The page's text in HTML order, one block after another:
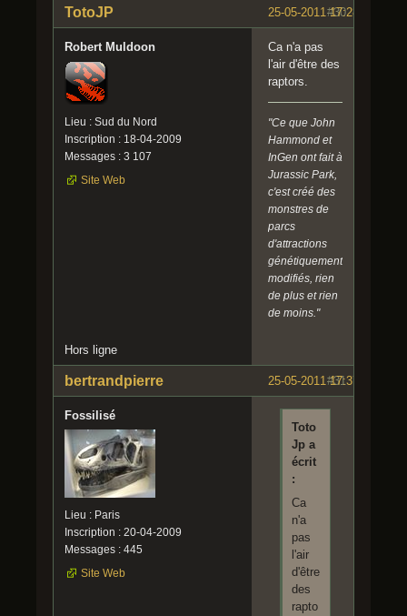
#30
25-05-2011 17:28:56
TotoJP
Robert Muldoon
Lieu : Sud du Nord
Inscription : 18-04-2009
Messages : 3 107
Site Web
Ca n'a pas
l'air d'être des
raptors.
"Ce que John
Hammond et
InGen ont fait à
Jurassic Park,
c'est créé des
monstres de
parcs
d'attractions
génétiquement
modifiés, rien
de plus et rien
de moins."
Hors ligne
#31
25-05-2011 17:37:44
bertrandpierre
Fossilisé
Lieu : Paris
Inscription : 20-04-2009
Messages : 445
Site Web
Toto
Jp a
écrit
:
Ca
n'a
pas
l'air
d'être
des
rapto